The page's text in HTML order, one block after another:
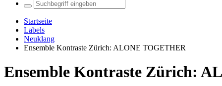
Startseite
Labels
Neuklang
Ensemble Kontraste Zürich: ALONE TOGETHER
Ensemble Kontraste Zürich: